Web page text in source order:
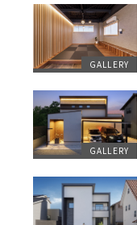
GALLERY
GALLERY